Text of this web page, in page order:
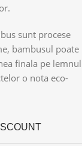
sunt procese
bambusul poate
finala pe lemnul
o nota eco-